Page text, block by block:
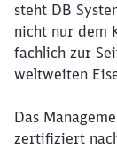
steht DB
nicht nur dem
fachlich zur
weltweiten
Das
zertifiziert